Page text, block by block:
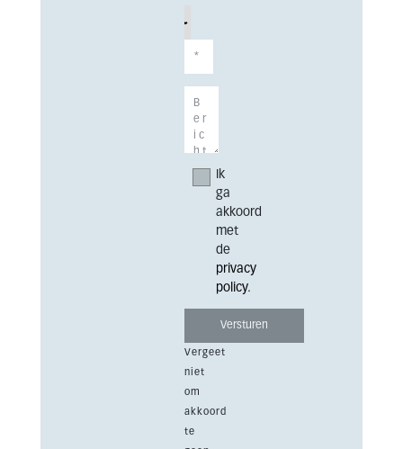
Ik
ga
akkoord
met
de
privacy
policy.
Vergeet
niet
om
akkoord
te